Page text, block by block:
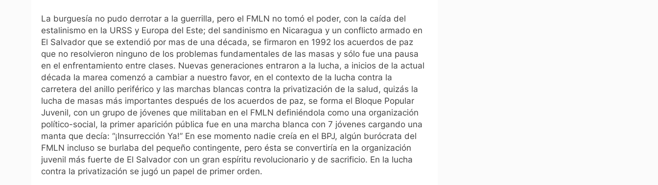
La burguesía no pudo derrotar a la guerrilla, pero el FMLN no tomó el poder, con la caída del
estalinismo en la URSS y Europa del Este; del sandinismo en Nicaragua y un conflicto armado en
El Salvador que se extendió por mas de una década, se firmaron en 1992 los acuerdos de paz
que no resolvieron ninguno de los problemas fundamentales de las masas y sólo fue una pausa
en el enfrentamiento entre clases. Nuevas generaciones entraron a la lucha, a inicios de la actual
década la marea comenzó a cambiar a nuestro favor, en el contexto de la lucha contra la
carretera del anillo periférico y las marchas blancas contra la privatización de la salud, quizás la
lucha de masas más importantes después de los acuerdos de paz, se forma el Bloque Popular
Juvenil, con un grupo de jóvenes que militaban en el FMLN definiéndola como una organización
político-social, la primer aparición pública fue en una marcha blanca con 7 jóvenes cargando una
manta que decía: “¡Insurrección Ya!” En ese momento nadie creía en el BPJ, algún burócrata del
FMLN incluso se burlaba del pequeño contingente, pero ésta se convertiría en la organización
juvenil más fuerte de El Salvador con un gran espíritu revolucionario y de sacrificio. En la lucha
contra la privatización se jugó un papel de primer orden.